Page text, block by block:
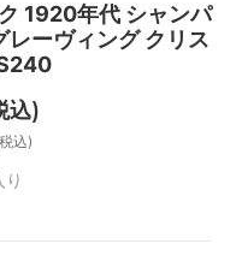
1920年代 シャンパ
レーヴィング クリス
込)
込)
り